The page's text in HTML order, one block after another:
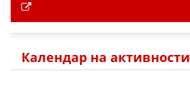
Календар на активности